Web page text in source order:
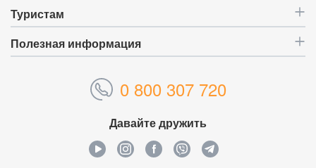
Туристам
Полезная информация
0 800 307 720
Давайте дружить